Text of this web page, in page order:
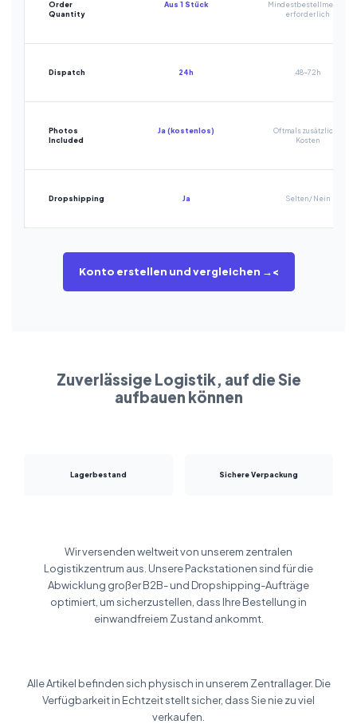
Order
Quantity
Aus 1 Stück
Mindestbestellmenge
erforderlich
Dispatch 24h 48-72h
Photos
Included
Ja (kostenlos)
Oftmals zusätzliche
Kosten
Dropshipping Ja Selten / Nein
Konto erstellen und vergleichen →<
Zuverlässige Logistik, auf die Sie
aufbauen können
Lagerbestand Sichere Verpackung
Wir versenden weltweit von unserem zentralen
Logistikzentrum aus. Unsere Packstationen sind für die
Abwicklung großer B2B- und Dropshipping-Aufträge
optimiert, um sicherzustellen, dass Ihre Bestellung in
einwandfreiem Zustand ankommt.
Alle Artikel befinden sich physisch in unserem Zentrallager. Die
Verfügbarkeit in Echtzeit stellt sicher, dass Sie nie zu viel
verkaufen.